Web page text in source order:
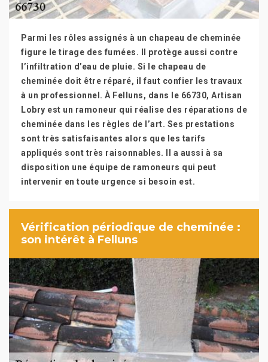
Parmi les rôles assignés à un chapeau de cheminée
figure le tirage des fumées. Il protège aussi contre
l’infiltration d’eau de pluie. Si le chapeau de
cheminée doit être réparé, il faut confier les travaux
à un professionnel. À Felluns, dans le 66730, Artisan
Lobry est un ramoneur qui réalise des réparations de
cheminée dans les règles de l’art. Ses prestations
sont très satisfaisantes alors que les tarifs
appliqués sont très raisonnables. Il a aussi à sa
disposition une équipe de ramoneurs qui peut
intervenir en toute urgence si besoin est.
Vérification périodique de cheminée :
son intérêt à Felluns